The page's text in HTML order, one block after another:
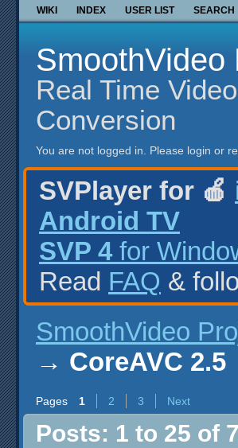
WIKI INDEX USER LIST SEARCH
SmoothVideo
Real Time
Conversion
You are not logged in. Please login or
SVPlayer for 🍎
Android TV
SVP 4 for
Read FAQ &
SmoothVideo
→ CoreAVC 2.5
Pages 1 2 3 Next
Posts: 1 to 25 of